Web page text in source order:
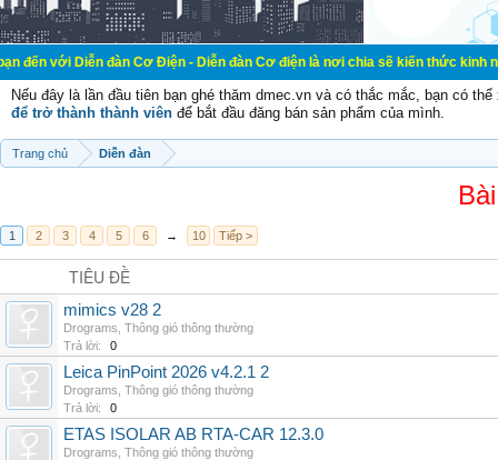
đàn Cơ Điện - Diễn đàn Cơ điện là nơi chia sẽ kiến thức kinh nghiệm
Nếu đây là lần đầu tiên bạn ghé thăm dmec.vn và có thắc mắc, bạn có
để trở thành thành viên để bắt đầu đăng bán sản phẩm của mình.
Trang chủ Diễn đàn
1 2 3 4 5 6 → 10 Tiếp >
TIÊU ĐỀ
mimics v28 2
Drograms Thông gió thông thường
Trả lời:
0
Leica PinPoint 2026 v4.2.1 2
Drograms Thông gió thông thường
Trả lời:
0
ETAS ISOLAR AB RTA-CAR 12.3.0
Drograms Thông gió thông thường